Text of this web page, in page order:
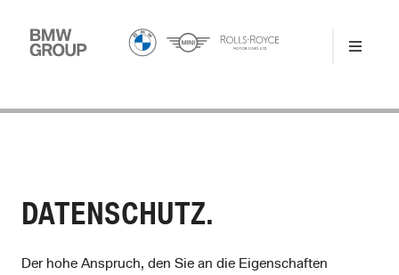
DATENSCHUTZ.
Der hohe Anspruch, den Sie an die Eigenschaften